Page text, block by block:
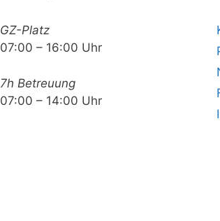
GZ-Platz
07:00 – 16:00 Uhr
7h Betreuung
07:00 – 14:00 Uhr